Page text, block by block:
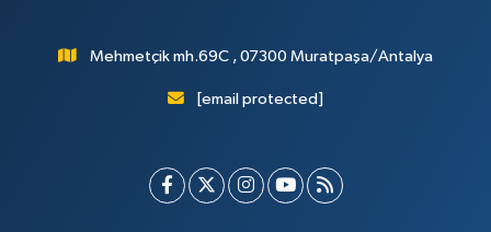
Mehmetçik mh.69C , 07300 Muratpaşa/Antalya
[email protected]